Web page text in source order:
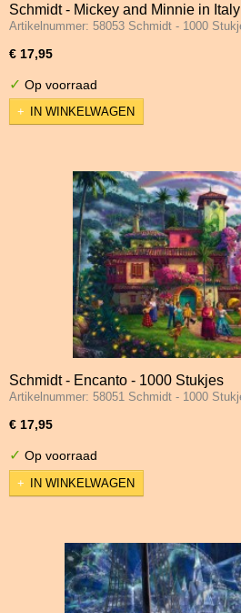
Schmidt - Mickey and Minnie in
Artikelnummer: 58053 Schmidt - 1000
€ 17,95
✓ Op voorraad
IN WINKELWAGEN
Schmidt - Encanto - 1000 Stukjes
Artikelnummer: 58051 Schmidt - 1000
€ 17,95
✓ Op voorraad
IN WINKELWAGEN